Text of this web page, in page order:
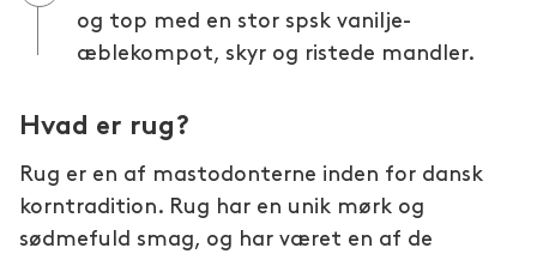
og top med en stor spsk vanilje-
æblekompot, skyr og ristede mandler.
Hvad er rug?
Rug er en af mastodonterne inden for dansk
korntradition. Rug har en unik mørk og
sødmefuld smag, og har været en af de